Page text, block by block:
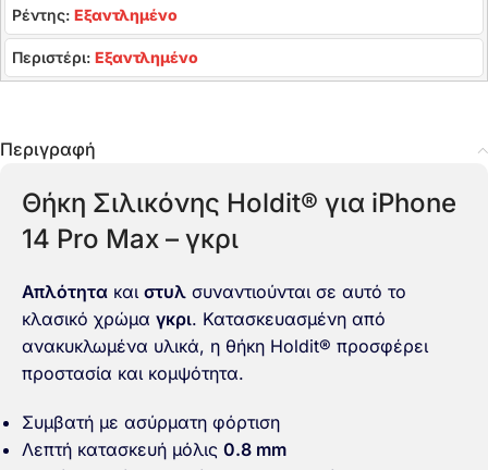
Ρέντης: Εξαντλημένο
Περιστέρι: Εξαντλημένο
Περιγραφή
Θήκη Σιλικόνης Holdit® για iPhone
14 Pro Max – γκρι
Απλότητα και στυλ συναντιούνται σε αυτό το
κλασικό χρώμα γκρι. Κατασκευασμένη από
ανακυκλωμένα υλικά, η θήκη Holdit® προσφέρει
προστασία και κομψότητα.
Συμβατή με ασύρματη φόρτιση
Λεπτή κατασκευή μόλις 0.8 mm